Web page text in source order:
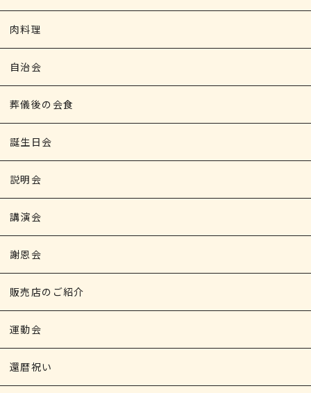
肉料理
自治会
葬儀後の会食
誕生日会
説明会
講演会
謝恩会
販売店のご紹介
運動会
還暦祝い